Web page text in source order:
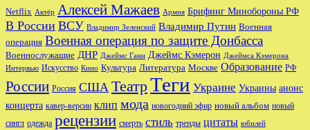
Netflix Актёр Алексей Мажаев Армия Брифинг Минобороны РФ
В России ВСУ Владимир Зеленский Владимир Путин Военная
операция Военная операция по защите Донбасса
Военнослужащие ДНР Джеймс Ганн Джеймс Кэмерон Джеймса Кэмерона
Интервью Искусство Кино Культура Литература Москве Образование РФ
России Россия США ТеатрТеги Украине Украины анонс
концерта кавер-версии клип мода новогодний эфир новый альбом новый
сингл одежда рецензии смерть стиль тренды цитаты юбилей